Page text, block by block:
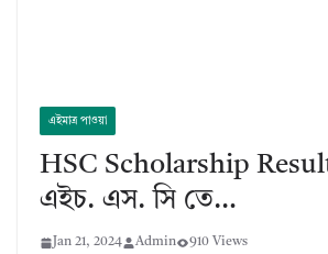
এইমাত্র পাওয়া
HSC Scholarship
এইচ. এস. সি তে…
Jan 21, 2024 Admin 910 Views